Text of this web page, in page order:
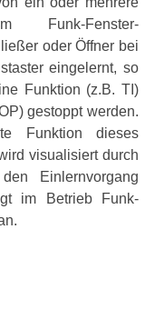
Funk-Fenster-
oder Öffner bei
eingelernt, so
Funktion (z.B. TI)
gestoppt werden.
Funktion dieses
visualisiert durch
Einlernvorgang
im Betrieb Funk-